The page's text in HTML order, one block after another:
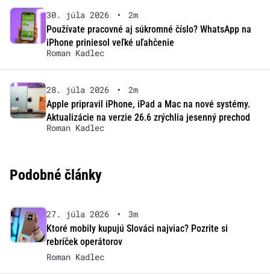
30. júla 2026 •
2m
Používate pracovné aj súkromné číslo? WhatsApp na
iPhone priniesol veľké uľahčenie
Roman Kadlec
28. júla 2026 •
2m
Apple pripravil iPhone, iPad a Mac na nové systémy.
Aktualizácie na verzie 26.6 zrýchlia jesenný prechod
Roman Kadlec
Podobné články
27. júla 2026 •
3m
Ktoré mobily kupujú Slováci najviac? Pozrite si
rebríček operátorov
Roman Kadlec